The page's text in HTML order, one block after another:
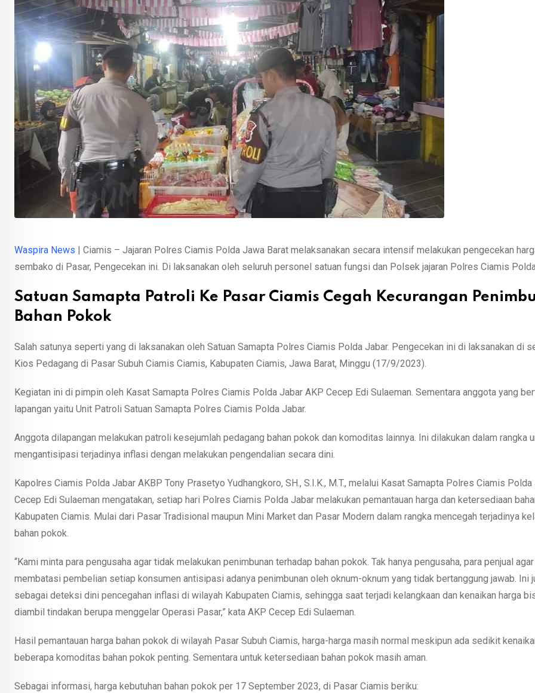
Waspira News | Ciamis – Jajaran Polres Ciamis Polda Jawa Barat melaksanakan secara intensif melakukan pengecekan
sembako di Pasar, Pengecekan ini. Di laksanakan oleh seluruh personel satuan fungsi dan Polsek jajaran Polres Ciamis
Satuan Samapta Patroli Ke Pasar Ciamis Cegah Kecurangan
Bahan Pokok
Salah satunya seperti yang di laksanakan oleh Satuan Samapta Polres Ciamis Polda Jabar. Pengecekan ini di laksanakan di
Kios Pedagang di Pasar Subuh Ciamis Ciamis, Kabupaten Ciamis, Jawa Barat, Minggu (17/9/2023).
Kegiatan ini di pimpin oleh Kasat Samapta Polres Ciamis Polda Jabar AKP Cecep Edi Sulaeman. Sementara anggota yang
lapangan yaitu Unit Patroli Satuan Samapta Polres Ciamis Polda Jabar.
Anggota dilapangan melakukan patroli kesejumlah pedagang bahan pokok dan komoditas lainnya. Ini dilakukan dalam rangka
mengantisipasi terjadinya inflasi dengan melakukan pengendalian secara dini.
Kapolres Ciamis Polda Jabar AKBP Tony Prasetyo Yudhangkoro, SH., S.I.K., M.T., melalui Kasat Samapta Polres Ciamis Polda
Cecep Edi Sulaeman mengatakan, setiap hari Polres Ciamis Polda Jabar melakukan pemantauan harga dan ketersediaan
Kabupaten Ciamis. Mulai dari Pasar Tradisional maupun Mini Market dan Pasar Modern dalam rangka mencegah terjadinya
bahan pokok.
“Kami minta para pengusaha agar tidak melakukan penimbunan terhadap bahan pokok. Tak hanya pengusaha, para penjual
membatasi pembelian setiap konsumen antisipasi adanya penimbunan oleh oknum-oknum yang tidak bertanggung jawab. Ini
sebagai deteksi dini pencegahan inflasi di wilayah Kabupaten Ciamis, sehingga saat terjadi kelangkaan dan kenaikan harga
diambil tindakan berupa menggelar Operasi Pasar,” kata AKP Cecep Edi Sulaeman.
Hasil pemantauan harga bahan pokok di wilayah Pasar Subuh Ciamis, harga-harga masih normal meskipun ada sedikit
beberapa komoditas bahan pokok penting. Sementara untuk ketersediaan bahan pokok masih aman.
Sebagai informasi, harga kebutuhan bahan pokok per 17 September 2023, di Pasar Ciamis beriku: